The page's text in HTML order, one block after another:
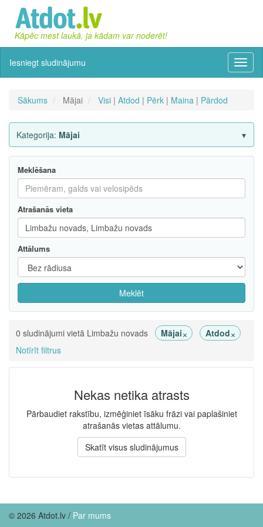
Kāpēc mest laukā, ja kādam var noderēt!
Iesniegt sludinājumu
Sākums Mājai Visi | Atdod | Pērk | Maina | Pārdod
Kategorija: Mājai
Meklēšana
Atrašanās vieta
Attālums
Meklēt
0 sludinājumi vietā Limbažu novads Mājai× Atdod×
Notīrīt filtrus
Nekas netika atrasts
Pārbaudiet rakstību, izmēģiniet īsāku frāzi vai paplašiniet
atrašanās vietas attālumu.
Skatīt visus sludinājumus
© 2026 Atdot.lv / Par mums